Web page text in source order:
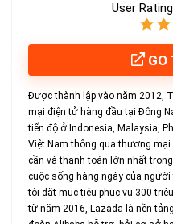
User
GO
Được thành lập vào năm 2012,
mại điện tử hàng đầu tại Đông
tiến độ ở Indonesia, Malaysia,
Việt Nam thông qua thương
cần và thanh toán lớn nhất
cuộc sống hàng ngày của
tôi đặt mục tiêu phục vụ 300
từ năm 2016, Lazada là nền